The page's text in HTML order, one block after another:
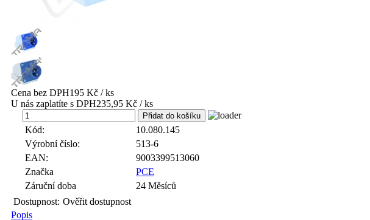
Cena bez DPH195 Kč / ks
U nás zaplatíte s DPH235,95 Kč / ks
Kód:
10.080.145
Výrobní číslo:
513-6
EAN:
9003399513060
Značka
PCE
Záruční doba
24 Měsíců
Dostupnost: Ověřit dostupnost
Popis